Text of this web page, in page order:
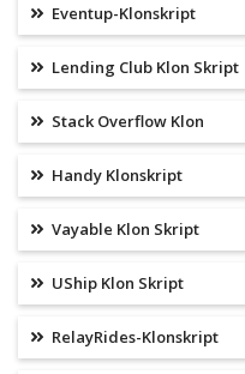
Eventup-Klonskript
Lending Club Klon Skript
Stack Overflow Klon
Handy Klonskript
Vayable Klon Skript
UShip Klon Skript
RelayRides-Klonskript